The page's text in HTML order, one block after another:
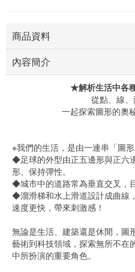
商品資料
內容簡介
★解析生活中各
從點、線、
一起探索圖形的奧
※我們的生活，是由一連串「圖
◆足球的外型由正五邊形與正六
形、保持彈性。
◆城市中的道路常為垂直交叉，
◆溜滑梯和水上滑道設計成曲線
速度更快，帶來刺激感！
無論是生活、建築還是休閒，圖
藝術到科技領域，探索無所不在
中所扮演的重要角色。